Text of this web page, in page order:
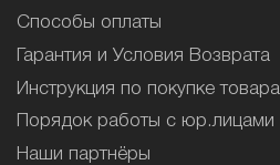
Способы оплаты
Гарантия и Условия Возврата
Инструкция по покупке товара
Порядок работы с юр.лицами
Наши партнёры